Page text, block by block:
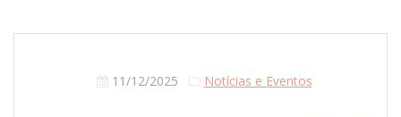
11/12/2025 Notícias e Eventos